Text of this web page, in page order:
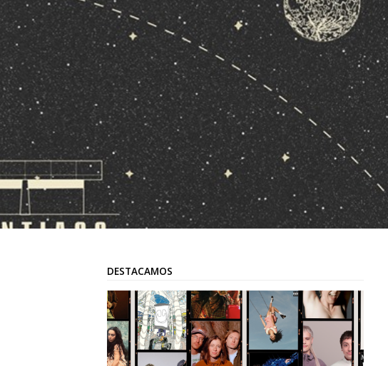
DESTACAMOS